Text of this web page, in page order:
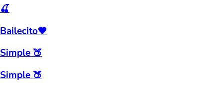
🍒
Bailecito🖤
Simple 🍑
Simple 🍑